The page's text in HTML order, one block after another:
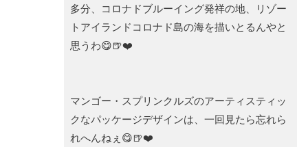
多分、コロナドブルーイング発祥の地、リゾー
トアイランドコロナド島の海を描いとるんやと
思うわ😋🍺❤️
マンゴー・スプリンクルズのアーティスティッ
クなパッケージデザインは、一回見たら忘れら
れへんねぇ😋🍺❤️